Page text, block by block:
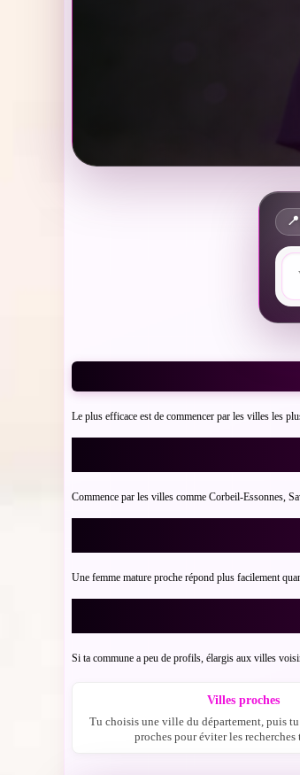
Le plus efficace est de commencer par les villes les
Commence par les villes comme Corbeil-Essonnes,
Une femme mature proche répond plus facilement
Si ta commune a peu de profils, élargis aux villes
Villes proches
Tu choisis une ville du département, puis
proches pour éviter les recherches